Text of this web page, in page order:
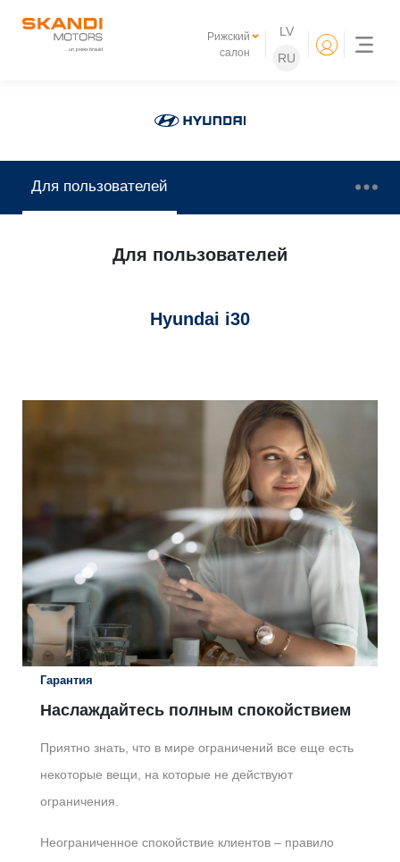
Рижский
салон
LV
RU
Для пользователей
Для пользователей
Hyundai i30
Гарантия
Наслаждайтесь полным спокойствием
Приятно знать, что в мире ограничений все еще есть
некоторые вещи, на которые не действуют
ограничения.
Неограниченное спокойствие клиентов – правило